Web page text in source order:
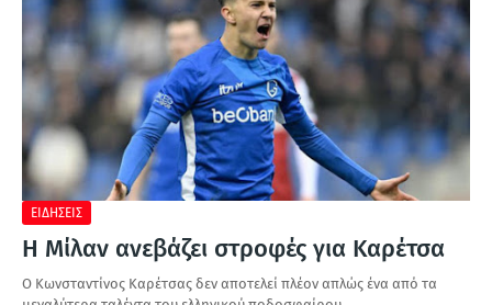
ΕΙΔΗΣΕΙΣ
Η Μίλαν ανεβάζει στροφές για Καρέτσα
Ο Κωνσταντίνος Καρέτσας δεν αποτελεί πλέον απλώς ένα από τα